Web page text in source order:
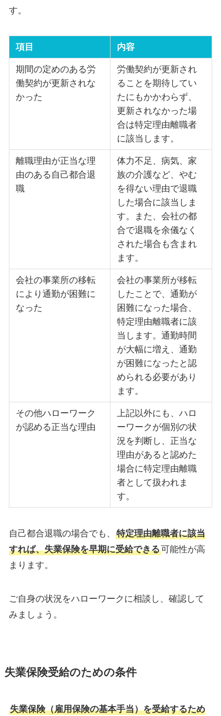
す。
項目 内容
期間の定めのある労
働契約が更新されな
かった
労働契約が更新され
ることを期待してい
たにもかかわらず、
更新されなかった場
合は特定理由離職者
に該当します。
離職理由が正当な理
由のある自己都合退
職
体力不足、病気、家
族の介護など、やむ
を得ない理由で退職
した場合に該当しま
す。また、会社の都
合で退職を余儀なく
された場合も含まれ
ます。
会社の事業所の移転
により通勤が困難に
なった
会社の事業所が移転
したことで、通勤が
困難になった場合、
特定理由離職者に該
当します。通勤時間
が大幅に増え、通勤
が困難になったと認
められる必要があり
ます。
その他ハローワーク
が認める正当な理由
上記以外にも、ハロ
ーワークが個別の状
況を判断し、正当な
理由があると認めた
場合に特定理由離職
者として扱われま
す。
自己都合退職の場合でも、 特定理由離職者に該当
すれば、失業保険を早期に受給できる可能性が高
まります。
ご自身の状況をハローワークに相談し、確認して
みましょう。
失業保険受給のための条件
失業保険（雇用保険の基本手当）を受給するため